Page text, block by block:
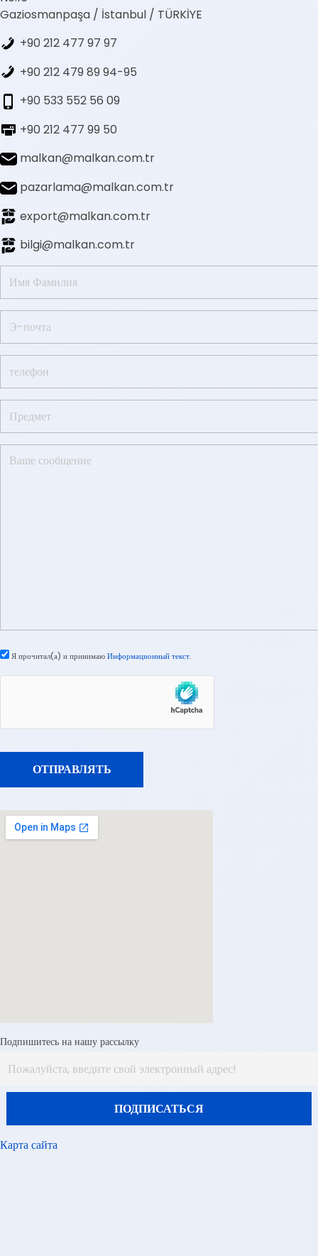
Gaziosmanpaşa / İstanbul / TÜRKİYE
+90 212 477 97 97
+90 212 479 89 94-95
+90 533 552 56 09
+90 212 477 99 50
malkan@malkan.com.tr
pazarlama@malkan.com.tr
export@malkan.com.tr
bilgi@malkan.com.tr
Я прочитал(а) и принимаюИнформационный текст.
Подпишитесь на нашу рассылку
Карта сайта